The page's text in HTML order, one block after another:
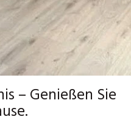
– Genießen Sie